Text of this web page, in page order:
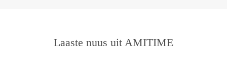
Laaste nuus uit AMITIME